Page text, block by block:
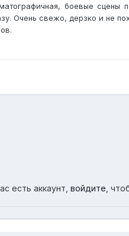
боевые сцены
Очень свежо, дерзко и не
есть аккаунт, войдите ,